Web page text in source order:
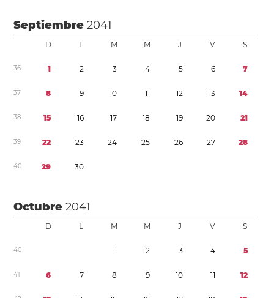
Septiembre2041
D L M M J V S
36 1 2 3 4 5 6 7
37 8 9 10 11 12 13 14
38 15 16 17 18 19 20 21
39 22 23 24 25 26 27 28
40 29 30
Octubre2041
D L M M J V S
40 1 2 3 4 5
41 6 7 8 9 10 11 12